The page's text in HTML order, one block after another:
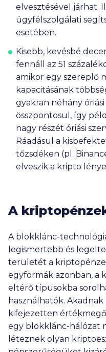
elvesztésével járhat.
ügyfélszolgálati
esetében.
Kisebb, kevésbé
fennáll az 51
amikor egy szereplő
kapacitásának
gyakran néhány
összpontosul, így
nagy részét óriási
Ráadásul a
tőzsdéken (pl.
elveszik a kripto
A
A blokklánc-
legismertebb és
területét a
egyformák azonban, a
eltérő típusokba
használhatók.
kifejezetten
egy blokklánc-hálózat
léteznek olyan